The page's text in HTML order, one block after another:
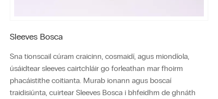
Sleeves Bosca
Sna tionscail cúram craicinn, cosmaidí, agus miondíola,
úsáidtear sleeves cairtchláir go forleathan mar fhoirm
phacáistithe coitianta. Murab ionann agus boscaí
traidisiúnta, cuirtear Sleeves Bosca i bhfeidhm de ghnáth